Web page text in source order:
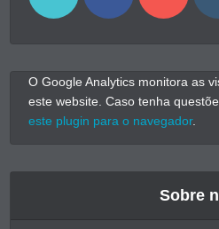
O Google Analytics monitora as
este website. Caso tenha
este plugin para o navegador.
Sobre